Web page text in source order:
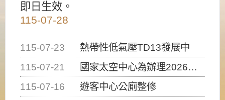
即日生效。
115-07-28
115-07-23
熱帶性低氣壓TD13發展中
115-07-21
國家太空中心為辦理2026台灣盃火箭競賽，陸、海、空域警戒及協調相關事宜，因颱風備案事宜
115-07-16
遊客中心公廁整修